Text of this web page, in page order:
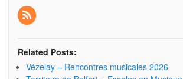
Related Posts:
Vézelay – Rencontres musicales 2026